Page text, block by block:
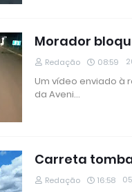
Morador
Redação 08:59
Um vídeo enviado à
da Aveni…
Carreta
Redação 16:58